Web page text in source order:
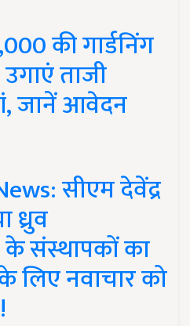
की गार्डनिंग
ताजी
जानें आवेदन
सीएम देवेंद्र
ध्रुव
के संस्थापकों का
लिए नवाचार को